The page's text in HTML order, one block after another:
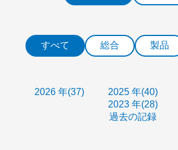
すべて 総合 製品
2026 年(37) 2025 年(40)
2023 年(28)
過去の記録